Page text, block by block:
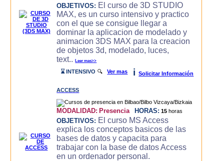
OBJETIVOS: El curso de 3D STUDIO
MAX, es un curso intensivo y practico
con el que se consigue llegar a
dominar la aplicacion de modelado y
animacion 3DS MAX para la creacion
de objetos 3d, modelado, luces,
text..Leer mas>>
⌛ INTENSIVO 🔍Ver mas i Solicitar Información
ACCESS
MODALIDAD: Presencia HORAS: 15 horas
OBJETIVOS: El curso MS Access
explica los conceptos basicos de las
bases de datos y capacita para
trabajar con la base de datos Access
en un ordenador personal.